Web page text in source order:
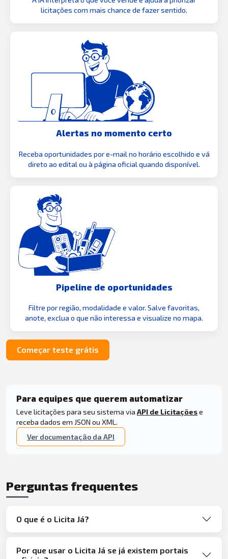
licitações com mais chance de fazer sentido.
Alertas no momento certo
Receba oportunidades por e-mail no horário escolhido e vá
direto ao edital ou à página oficial quando disponível.
Pipeline de oportunidades
Filtre por região, modalidade e valor. Salve favoritas,
anote, exclua o que não interessa e visualize no mapa.
Começar teste grátis
Para equipes que querem automatizar
Leve licitações para seu sistema via API de Licitaçõese
receba dados em JSON ou XML.
Ver documentação da API
Perguntas frequentes
O que é o Licita Já?
Por que usar o Licita Já se já existem portais